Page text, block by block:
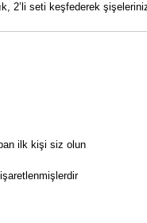
2’li seti keşfederek
ilk kişi siz olun